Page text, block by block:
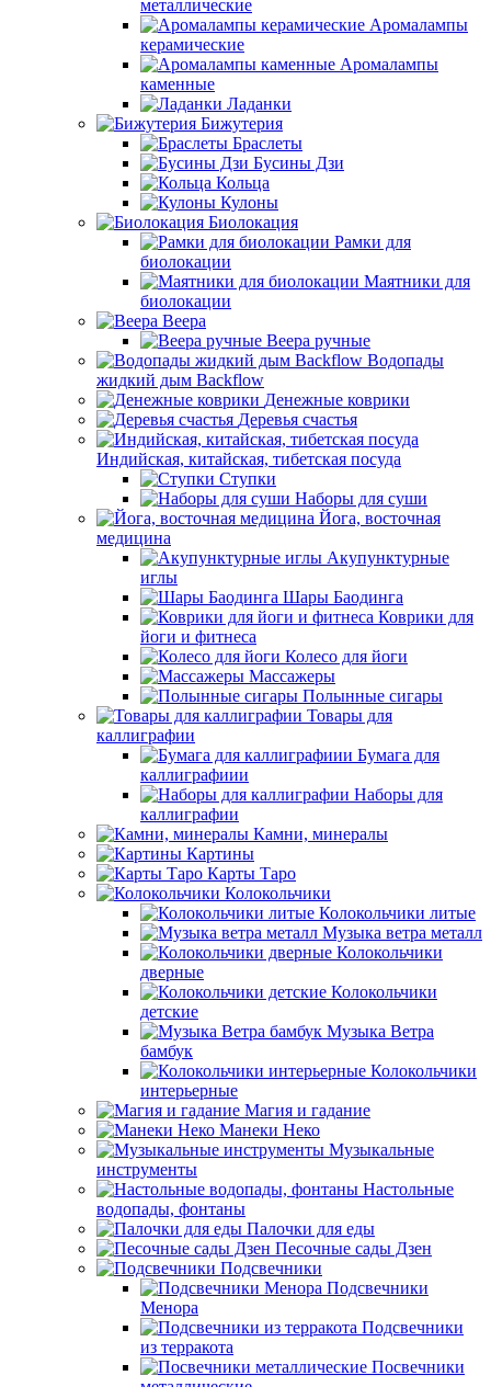
металлические
Аромалампы
керамические
Аромалампы
каменные
Ладанки
Бижутерия
Браслеты
Бусины Дзи
Кольца
Кулоны
Биолокация
Рамки для
биолокации
Маятники для
биолокации
Веера
Веера ручные
Водопады
жидкий дым Backflow
Денежные коврики
Деревья счастья
Индийская, китайская, тибетская посуда
Ступки
Наборы для суши
Йога, восточная
медицина
Акупунктурные
иглы
Шары Баодинга
Коврики для
йоги и фитнеса
Колесо для йоги
Массажеры
Полынные сигары
Товары для
каллиграфии
Бумага для
каллиграфиии
Наборы для
каллиграфии
Камни, минералы
Картины
Карты Таро
Колокольчики
Колокольчики литые
Музыка ветра металл
Колокольчики
дверные
Колокольчики
детские
Музыка Ветра
бамбук
Колокольчики
интерьерные
Магия и гадание
Манеки Неко
Музыкальные
инструменты
Настольные
водопады, фонтаны
Палочки для еды
Песочные сады Дзен
Подсвечники
Подсвечники
Менора
Подсвечники
из терракота
Посвечники